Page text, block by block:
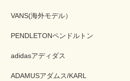
VANS(海外モデル）
PENDLETONペンドルトン
adidasアディダス
ADAMUSアダムス/KARL